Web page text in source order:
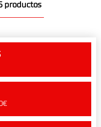
productos